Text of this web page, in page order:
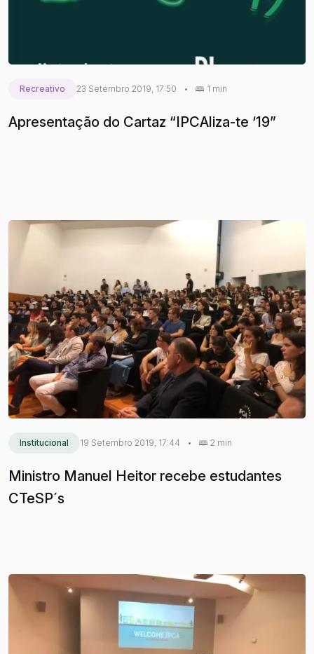
Recreativo 23 Setembro 2019, 17:50 • 1 min
Apresentação do Cartaz “IPCAliza-te ‘19”
Institucional 19 Setembro 2019, 17:44 • 2 min
Ministro Manuel Heitor recebe estudantes
CTeSP´s